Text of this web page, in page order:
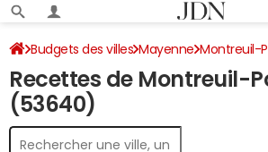
Budgets des villes Mayenne Montreuil-
Recettes 2024
Recettes de Montreuil-
(53640)